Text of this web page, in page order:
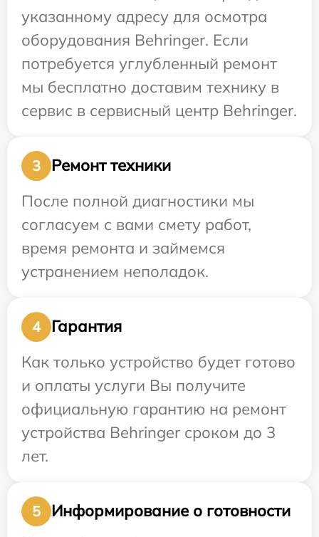
указанному адресу для осмотра
оборудования Behringer. Если
потребуется углубленный ремонт
мы бесплатно доставим технику в
сервис в сервисный центр Behringer.
3
Ремонт техники
После полной диагностики мы
согласуем с вами смету работ,
время ремонта и займемся
устранением неполадок.
4
Гарантия
Как только устройство будет готово
и оплаты услуги Вы получите
официальную гарантию на ремонт
устройства Behringer сроком до 3
лет.
5
Информирование о готовности